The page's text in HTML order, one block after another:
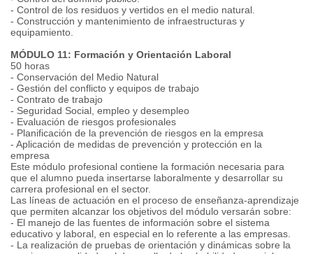
- Control de los residuos y vertidos en el medio natural.
- Construcción y mantenimiento de infraestructuras y
equipamiento.
MÓDULO 11: Formación y Orientación Laboral
50 horas
- Conservación del Medio Natural
- Gestión del conflicto y equipos de trabajo
- Contrato de trabajo
- Seguridad Social, empleo y desempleo
- Evaluación de riesgos profesionales
- Planificación de la prevención de riesgos en la empresa
- Aplicación de medidas de prevención y protección en la
empresa
Este módulo profesional contiene la formación necesaria para
que el alumno pueda insertarse laboralmente y desarrollar su
carrera profesional en el sector.
Las líneas de actuación en el proceso de enseñanza-aprendizaje
que permiten alcanzar los objetivos del módulo versarán sobre:
- El manejo de las fuentes de información sobre el sistema
educativo y laboral, en especial en lo referente a las empresas.
- La realización de pruebas de orientación y dinámicas sobre la